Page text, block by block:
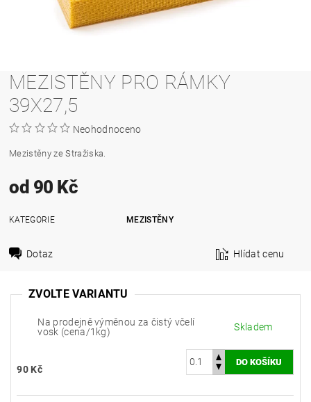
MEZISTĚNY PRO RÁMKY
39X27,5
Neohodnoceno
Mezistěny ze Stražiska.
od 90 Kč
KATEGORIE MEZISTĚNY
Dotaz Hlídat cenu
ZVOLTE VARIANTU
Na prodejně výměnou za čistý včelí
vosk (cena/1kg)
Skladem
90 Kč